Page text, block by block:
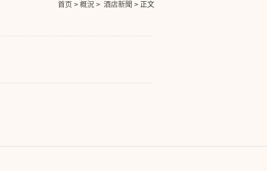
首页 > 概況 > 酒店新聞 > 正文